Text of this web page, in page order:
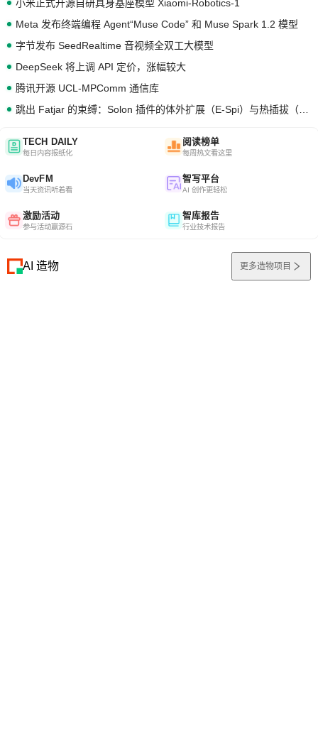
小米正式开源自研具身基座模型 Xiaomi-Robotics-1
Meta 发布终端编程 Agent“Muse Code” 和 Muse Spark 1.2 模型
字节发布 SeedRealtime 音视频全双工大模型
DeepSeek 将上调 API 定价，涨幅较大
腾讯开源 UCL-MPComm 通信库
TECH DAILY
每日内容报纸化
阅读榜单
每周热文看这里
DevFM
当天资讯听着看
智写平台
AI 创作更轻松
激励活动
参与活动赢源石
智库报告
行业技术报告
AI 造物 更多造物项目